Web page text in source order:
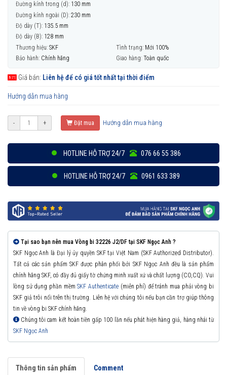
Đường kính trong (d): 130 mm
Đường kính ngoài (D): 230 mm
Độ dày (T): 135.5 mm
Độ dày (B): 128 mm
Thương hiệu: SKF Tình trạng: Mới 100%
Bảo hành: Chính hãng Giao hàng: Toàn quốc
Giá bán: Liên hệ để có giá tốt nhất tại thời điểm
Hướng dẫn mua hàng
- + Đặt mua Hướng dẫn mua hàng
HOTLINE HỖ TRỢ 24/7 076 66 55 386
HOTLINE HỖ TRỢ 24/7 0961 633 389
Tại sao bạn nên mua Vòng bi 32226 J2/DF tại SKF Ngọc Anh ?
SKF Ngọc Anh là Đại lý ủy quyền SKF tại Việt Nam (SKF Authorized Distributor).
Tất cả các sản phẩm SKF được phân phối bởi SKF Ngọc Anh đều là sản phẩm
chính hãng SKF, có đầy đủ giấy tờ chứng minh xuất xứ và chất lượng (CO,CQ). Vui
lòng sử dụng phần mềmSKF Authenticate(miễn phí) để tránh mua phải vòng bi
SKF giả trôi nổi trên thị trường. Liên hệ với chúng tôi nếu bạn cần trợ giúp thông
tin về vòng bi SKF chính hãng.
Chúng tôi cam kết hoàn tiền gấp 100 lần nếu phát hiện hàng giả, hàng nhái từ
SKF Ngọc Anh
Thông tin sản phẩm Comment